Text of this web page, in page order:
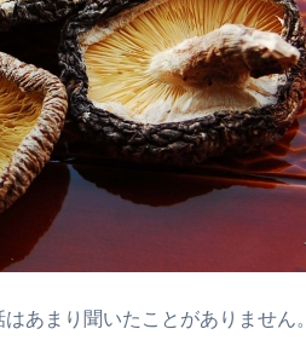
あまり聞いたことがありません。